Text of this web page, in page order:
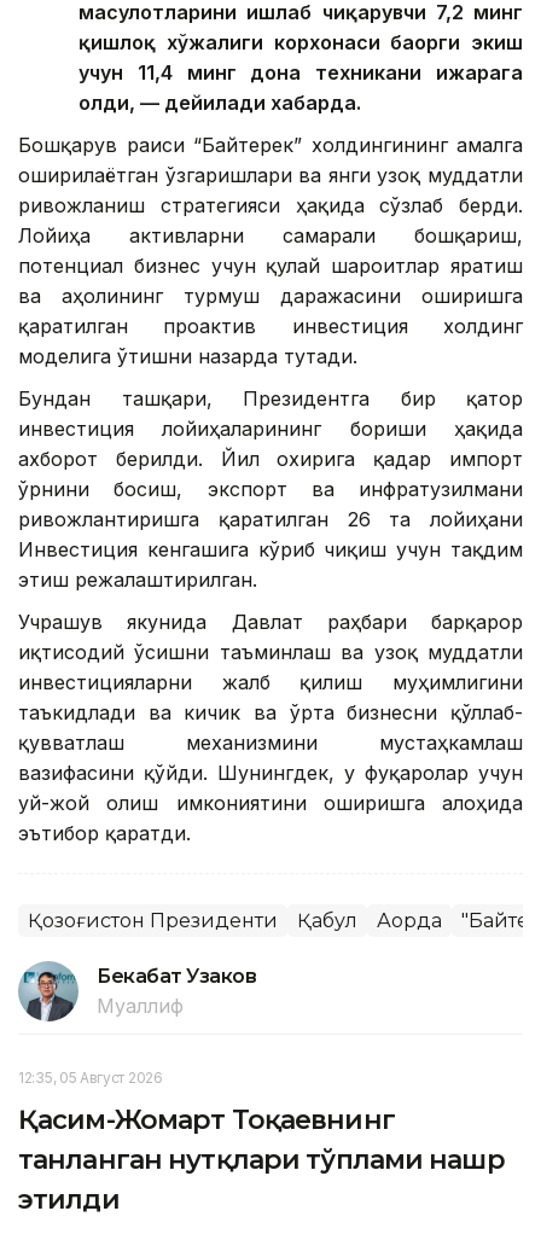
маҳсулотларини ишлаб чиқарувчи 7,2 минг
қишлоқ хўжалиги корхонаси баҳорги экиш
учун 11,4 минг дона техникани ижарага
олди, — дейилади хабарда.
Бошқарув раиси “Байтерек” холдингининг амалга
оширилаётган ўзгаришлари ва янги узоқ муддатли
ривожланиш стратегияси ҳақида сўзлаб берди.
Лойиҳа активларни самарали бошқариш,
потенциал бизнес учун қулай шароитлар яратиш
ва аҳолининг турмуш даражасини оширишга
қаратилган проактив инвестиция холдинг
моделига ўтишни назарда тутади.
Бундан ташқари, Президентга бир қатор
инвестиция лойиҳаларининг бориши ҳақида
ахборот берилди. Йил охирига қадар импорт
ўрнини босиш, экспорт ва инфратузилмани
ривожлантиришга қаратилган 26 та лойиҳани
Инвестиция кенгашига кўриб чиқиш учун тақдим
этиш режалаштирилган.
Учрашув якунида Давлат раҳбари барқарор
иқтисодий ўсишни таъминлаш ва узоқ муддатли
инвестицияларни жалб қилиш муҳимлигини
таъкидлади ва кичик ва ўрта бизнесни қўллаб-
қувватлаш механизмини мустаҳкамлаш
вазифасини қўйди. Шунингдек, у фуқаролар учун
уй-жой олиш имкониятини оширишга алоҳида
эътибор қаратди.
Қозоғистон Президенти Қабул Ақорда
Бекабат Узаков
Муаллиф
12:35, 05 Август 2026
Қасим-Жомарт Тоқаевнинг
танланган нутқлари тўплами нашр
этилди